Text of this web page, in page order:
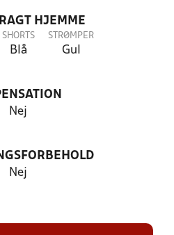
HJEMME
SHORTS
Blå
STRØMPER
Gul
Nej
Nej